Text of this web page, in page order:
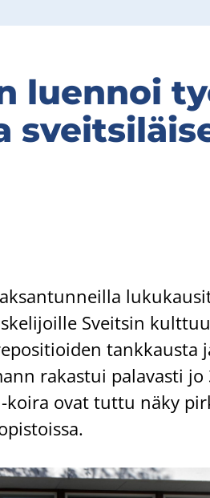
luen­noi
Sveit­sin
tank­kaus­ta
ra­kas­tui pa­la­vas­ti
​koira ovat tuttu näky